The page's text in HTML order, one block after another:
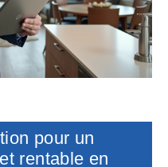
pour un
rentable en